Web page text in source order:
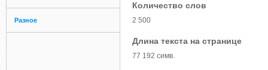
Разное
Количество слов
2 500
Длина текста на странице
77 192 симв.